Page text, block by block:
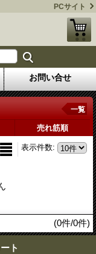
PCサイト
お問い合せ
一覧
売れ筋順
表示件数:
(0件/0件)
ト